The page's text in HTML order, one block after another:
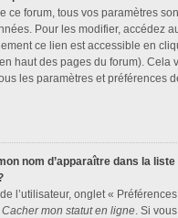
ce forum, tous vos paramètres
Pour les modifier, accédez
ce lien est accessible en
haut des pages du forum). Cela
les paramètres et préférences
nom d’apparaître dans la liste
l’utilisateur, onglet «
Cacher mon statut en ligne. Si